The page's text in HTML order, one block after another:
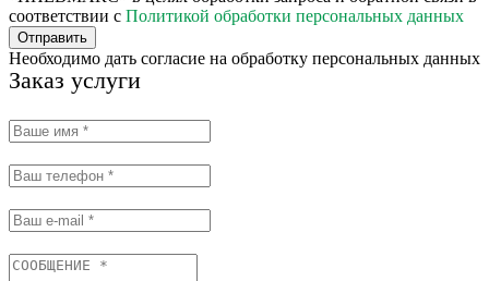
соответствии с Политикой обработки персональных данных
Отправить
Необходимо дать согласие на обработку персональных данных
Заказ услуги